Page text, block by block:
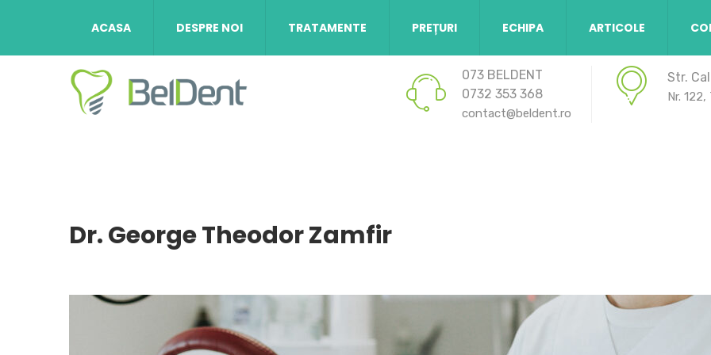
Luni -
073 BELDENT
0732 353 368
contact@beldent.ro
Str.
Nr.
ACASA DESPRE NOI TRATAMENTE PREȚURI ECHIPA ARTICOLE
Dr. George Theodor Zamfir